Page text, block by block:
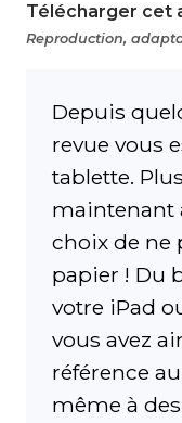
Télécharger cet
Reproduction,
Depuis
revue vous
tablette.
maintenant
choix de ne
papier ! Du
votre iPad
vous avez
référence
même à